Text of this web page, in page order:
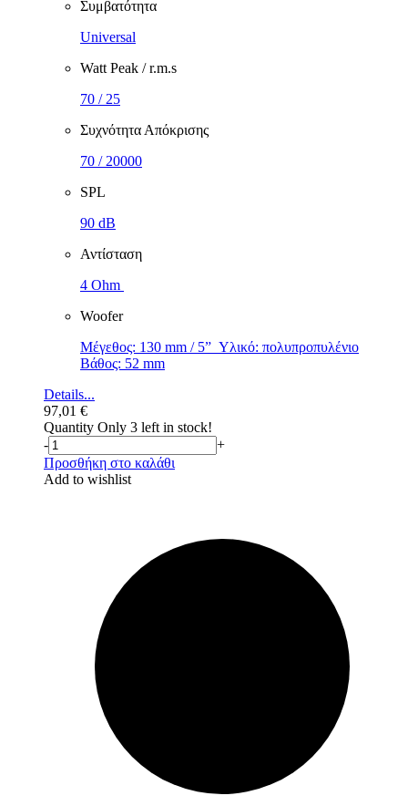
Συμβατότητα
Universal
Watt Peak / r.m.s
70 / 25
Συχνότητα Απόκρισης
70 / 20000
SPL
90 dB
Αντίσταση
4 Ohm
Woofer
Μέγεθος: 130 mm / 5” Υλικό: πολυπροπυλένιο
Βάθος: 52 mm
Details...
97,01 €
Quantity Only 3 left in stock!
-
+
Προσθήκη στο καλάθι
Add to wishlist